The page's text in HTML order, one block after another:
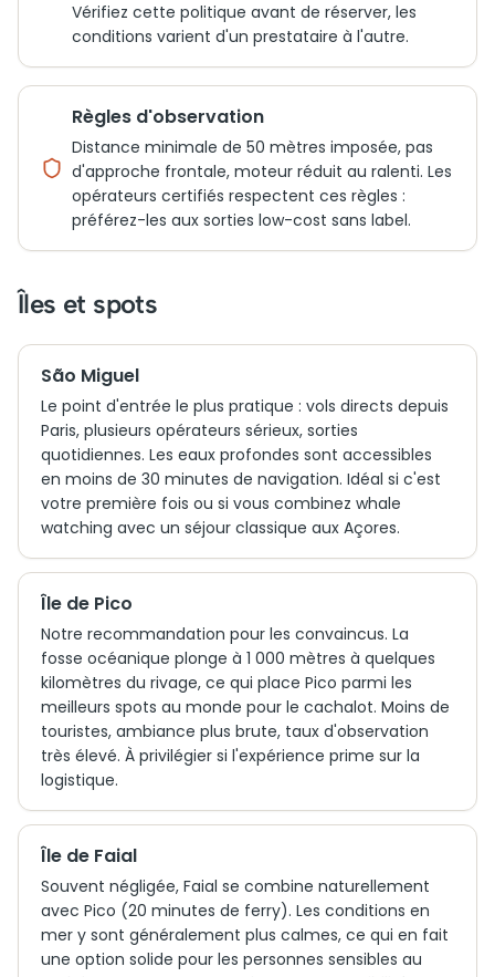
Vérifiez cette politique avant de réserver, les
conditions varient d'un prestataire à l'autre.
Règles d'observation
Distance minimale de 50 mètres imposée, pas
d'approche frontale, moteur réduit au ralenti. Les
opérateurs certifiés respectent ces règles :
préférez-les aux sorties low-cost sans label.
Îles et spots
São Miguel
Le point d'entrée le plus pratique : vols directs depuis
Paris, plusieurs opérateurs sérieux, sorties
quotidiennes. Les eaux profondes sont accessibles
en moins de 30 minutes de navigation. Idéal si c'est
votre première fois ou si vous combinez whale
watching avec un séjour classique aux Açores.
Île de Pico
Notre recommandation pour les convaincus. La
fosse océanique plonge à 1 000 mètres à quelques
kilomètres du rivage, ce qui place Pico parmi les
meilleurs spots au monde pour le cachalot. Moins de
touristes, ambiance plus brute, taux d'observation
très élevé. À privilégier si l'expérience prime sur la
logistique.
Île de Faial
Souvent négligée, Faial se combine naturellement
avec Pico (20 minutes de ferry). Les conditions en
mer y sont généralement plus calmes, ce qui en fait
une option solide pour les personnes sensibles au